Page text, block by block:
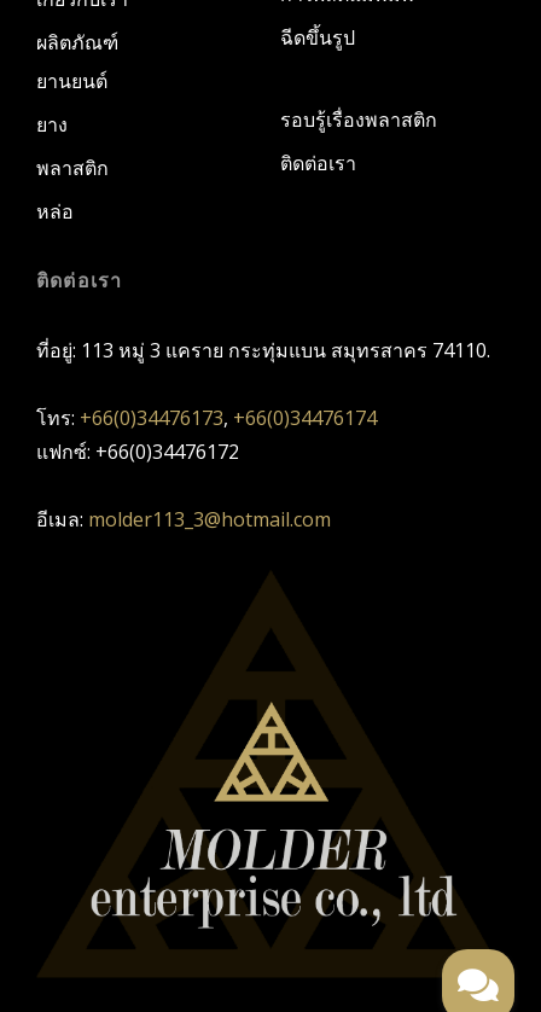
ผลิตภัณฑ์
ยานยนต์
ยาง
พลาสติก
หล่อ
ฉีดขึ้นรูป
รอบรู้เรื่องพลาสติก
ติดต่อเรา
ติดต่อเรา
ที่อยู่: 113 หมู่ 3 แคราย กระทุ่มแบน สมุทรสาคร 74110.
โทร: +66(0)34476173, +66(0)34476174
แฟกซ์: +66(0)34476172
อีเมล: molder113_3@hotmail.com